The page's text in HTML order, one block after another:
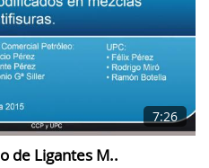
7:26
de Ligantes M..